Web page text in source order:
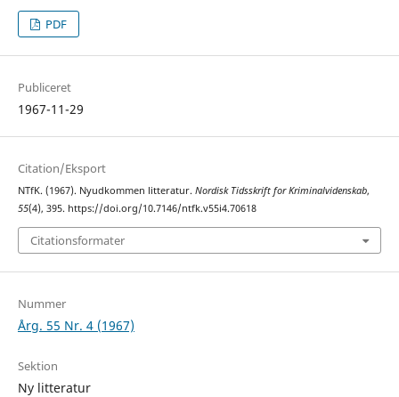
PDF
Publiceret
1967-11-29
Citation/Eksport
NTfK. (1967). Nyudkommen litteratur. Nordisk Tidsskrift for Kriminalvidenskab,
55(4), 395. https://doi.org/10.7146/ntfk.v55i4.70618
Citationsformater
Nummer
Årg. 55 Nr. 4 (1967)
Sektion
Ny litteratur